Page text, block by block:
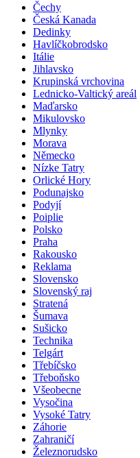
Čechy
Česká Kanada
Dedinky
Havlíčkobrodsko
Itálie
Jihlavsko
Krupinská vrchovina
Lednicko-Valtický areál
Maďarsko
Mikulovsko
Mlynky
Morava
Německo
Nízke Tatry
Orlické Hory
Podunajsko
Podyjí
Poiplie
Polsko
Praha
Rakousko
Reklama
Slovensko
Slovenský raj
Stratená
Šumava
Sušicko
Technika
Telgárt
Třebíčsko
Třeboňsko
Všeobecne
Vysočina
Vysoké Tatry
Záhorie
Zahraničí
Železnorudsko